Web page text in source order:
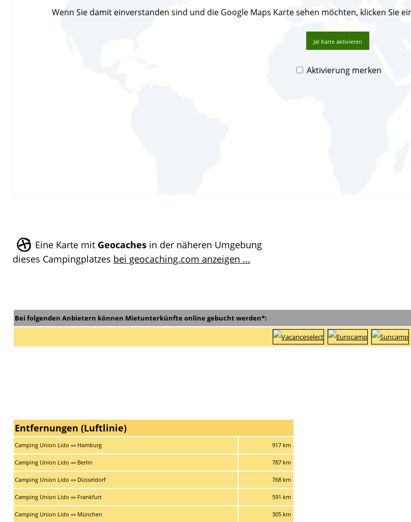
Wenn Sie damit einverstanden sind und die Google Maps Karte sehen möchten, klicken Sie
Ja! Karte aktivieren
Aktivierung merken
Eine Karte mit Geocaches in der näheren Umgebung
dieses Campingplatzes bei geocaching.com anzeigen ...
Bei folgenden Anbietern können Mietunterkünfte online gebucht werden*:
Entfernungen (Luftlinie)
Camping Union Lido «» Hamburg 917 km
Camping Union Lido «» Berlin 787 km
Camping Union Lido «» Düsseldorf 768 km
Camping Union Lido «» Frankfurt 591 km
Camping Union Lido «» München 305 km